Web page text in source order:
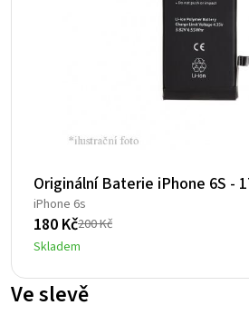
Originální Baterie iPhone 6S -
iPhone 6s
200Kč
Původní
cena
byla:
200 Kč.
180 Kč
Aktuální
cena
je:
180 Kč.
Skladem
Ve slevě